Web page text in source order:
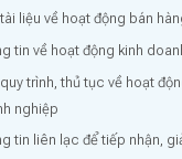
liệu về hoạt động bán
tin về hoạt động kinh
trình, thủ tục về hoạt
nghiệp
tin liên lạc để tiếp nhận,